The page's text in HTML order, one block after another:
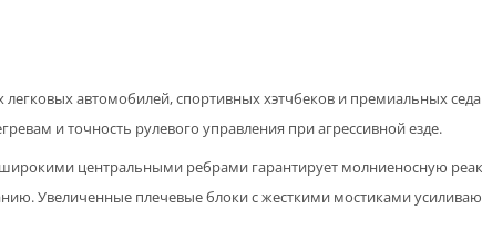
автомобилей, спортивных хэтчбеков и премиальных
и точность рулевого управления при агрессивной езде.
центральными ребрами гарантирует молниеносную
Увеличенные плечевые блоки с жесткими мостиками